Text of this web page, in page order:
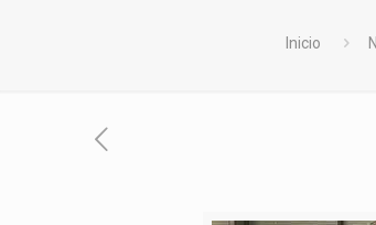
Inicio